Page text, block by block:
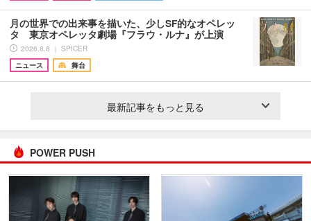
月の世界での出来事を描いた、少しSF的なオペレッ
タ 東京オペレッタ劇場『フラウ・ルナ』が上演
2026.8.8 ｜ SPICER
ニュース
舞台
最新記事をもっと見る
POWER PUSH